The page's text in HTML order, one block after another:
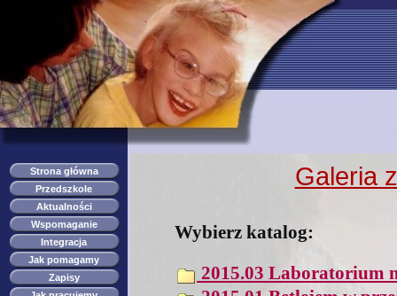
Strona główna
Przedszkole
Aktualności
Wspomaganie
Integracja
Jak pomagamy
Zapisy
Galeria
Wybierz katalog:
2015.03 Laboratorium